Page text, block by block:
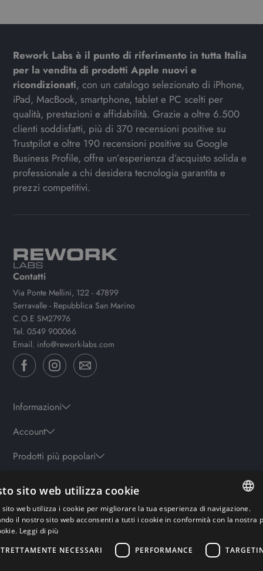
Rework Labs è il punto di riferimento in tutta Italia
per la vendita di prodotti Apple nuovi e
ricondizionati, con un catalogo selezionato di iPhone,
iPad, MacBook, smartphone, tablet e PC scelti per
qualità, prestazioni e affidabilità. Grazie a oltre 6.500
clienti soddisfatti, più di 370 recensioni positive su
Trustpilot e oltre 190 recensioni positive su Google
Business Profile, offre un’esperienza d’acquisto solida e
professionale a chi desidera tecnologia garantita e
prezzi competitivi.
Contatti
Via Ponte Mellini, 122 - 47899
Serravalle - Repubblica San Marino
C.O.E SM27976
Tel.0549 900066
Email. info@rework-labs.com
Informazioni
Account
Prodotti più popolari
Orari
Lun-ven: 9.30-19.30 - Sab: 10-13 | 15.30-19.30 - Domenica: chiuso
Pagamenti sicuri
ITALIAN
GERMAN
sito web utilizza cookie
sito web utilizza i cookie per migliorare la tua esperienza di navigazione.
il nostro sito web acconsenti a tutti i cookie in conformità con la nostra
Leggi di più
NECESSARI
PERFORMANCE